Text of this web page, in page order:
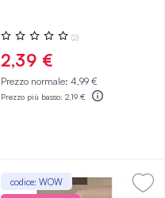
Valutazione:
0%
(2)
2,39 €
Prezzo normale: 4,99 €
Prezzo più basso: 2,19 €
codice: WOW